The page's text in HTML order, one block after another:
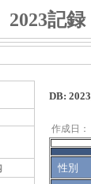
2023記録
DB:
作成日：
性別